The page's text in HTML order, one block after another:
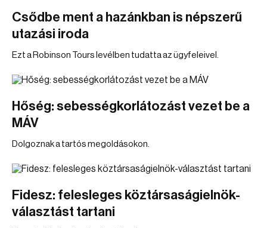
Csődbe ment a hazánkban is népszerű
utazási iroda
Ezt a Robinson Tours levélben tudatta az ügyfeleivel.
Hőség: sebességkorlátozást vezet be a
MÁV
Dolgoznak a tartós megoldásokon.
Fidesz: felesleges köztársaságielnök-
választást tartani